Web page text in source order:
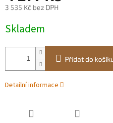
3 535 Kč bez DPH
cena:
Skladem
Přidat do
Detailní informace